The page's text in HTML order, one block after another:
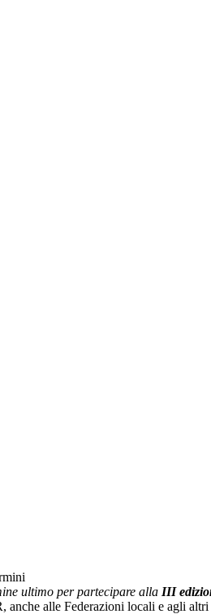
ultimo per partecipare alla III
alle Federazioni locali e agli